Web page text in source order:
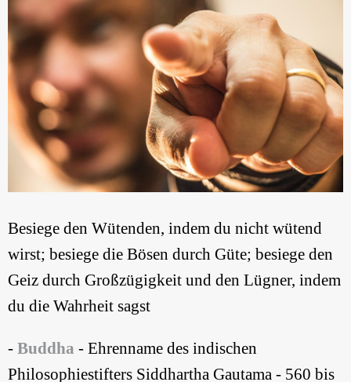
Besiege den Wütenden, indem du nicht wütend
wirst; besiege die Bösen durch Güte; besiege den
Geiz durch Großzügigkeit und den Lügner, indem
du die Wahrheit sagst
- Buddha - Ehrenname des indischen
Philosophiestifters Siddhartha Gautama - 560 bis